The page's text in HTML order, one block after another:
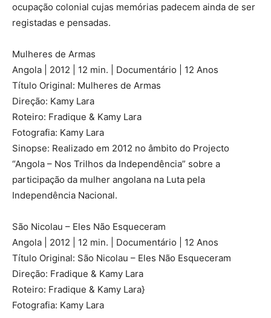
ocupação colonial cujas memórias padecem ainda de ser
registadas e pensadas.
Mulheres de Armas
Angola | 2012 | 12 min. | Documentário | 12 Anos
Título Original: Mulheres de Armas
Direção: Kamy Lara
Roteiro: Fradique & Kamy Lara
Fotografia: Kamy Lara
Sinopse: Realizado em 2012 no âmbito do Projecto
“Angola – Nos Trilhos da Independência” sobre a
participação da mulher angolana na Luta pela
Independência Nacional.
São Nicolau – Eles Não Esqueceram
Angola | 2012 | 12 min. | Documentário | 12 Anos
Título Original: São Nicolau – Eles Não Esqueceram
Direção: Fradique & Kamy Lara
Roteiro: Fradique & Kamy Lara}
Fotografia: Kamy Lara